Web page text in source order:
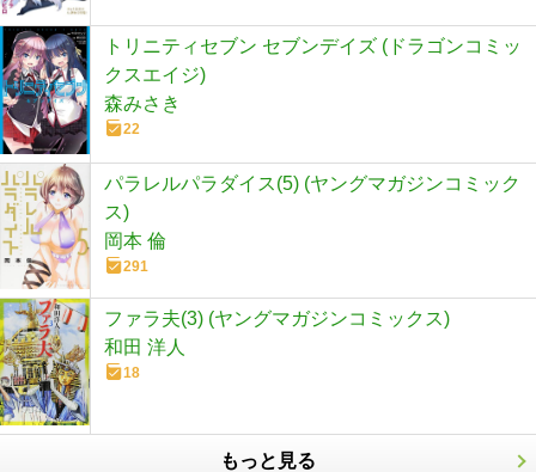
トリニティセブン セブンデイズ (ドラゴンコミッ
クスエイジ)
森みさき
22
パラレルパラダイス(5) (ヤングマガジンコミック
ス)
岡本 倫
291
ファラ夫(3) (ヤングマガジンコミックス)
和田 洋人
18
もっと見る